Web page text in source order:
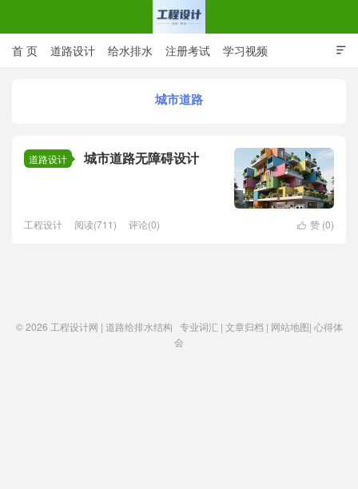

首 页 道路设计 给水排水 注册考试 学习视频
城市道路
道路设计 城市道路无障碍设计
 赞 (0)
工程设计 阅读(711) 评论(0)
© 2026 工程设计网 | 道路给排水结构 专业词汇 | 文章归档 | 网站地图| 心得体
会